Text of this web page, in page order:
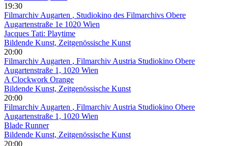
19:30
Filmarchiv Augarten , Studiokino des Filmarchivs Obere
Augartenstraße 1e 1020 Wien
Jacques Tati: Playtime
Bildende Kunst, Zeitgenössische Kunst
20:00
Filmarchiv Augarten , Filmarchiv Austria Studiokino Obere
Augartenstraße 1, 1020 Wien
A Clockwork Orange
Bildende Kunst, Zeitgenössische Kunst
20:00
Filmarchiv Augarten , Filmarchiv Austria Studiokino Obere
Augartenstraße 1, 1020 Wien
Blade Runner
Bildende Kunst, Zeitgenössische Kunst
20:00